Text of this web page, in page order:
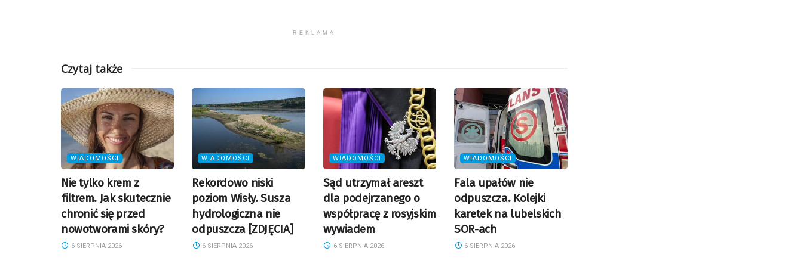
REKLAMA
Czytaj także
WIADOMOŚCI
Nie tylko krem z
filtrem. Jak skutecznie
chronić się przed
nowotworami skóry?
6 SIERPNIA 2026
WIADOMOŚCI
Rekordowo niski
poziom Wisły. Susza
hydrologiczna nie
odpuszcza [ZDJĘCIA]
6 SIERPNIA 2026
WIADOMOŚCI
Sąd utrzymał areszt
dla podejrzanego o
współpracę z rosyjskim
wywiadem
6 SIERPNIA 2026
WIADOMOŚCI
Fala upałów nie
odpuszcza. Kolejki
karetek na lubelskich
SOR-ach
6 SIERPNIA 2026